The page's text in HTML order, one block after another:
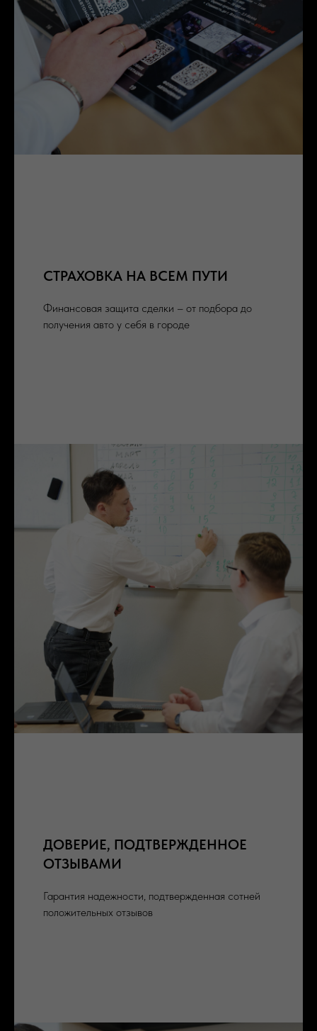
СТРАХОВКА НА ВСЕМ ПУТИ
Финансовая защита сделки – от подбора до
получения авто у себя в городе
ДОВЕРИЕ, ПОДТВЕРЖДЕННОЕ
ОТЗЫВАМИ
Гарантия надежности, подтвержденная сотней
положительных отзывов